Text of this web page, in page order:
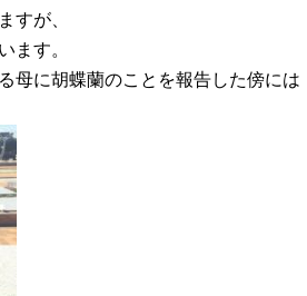
すが、
ます。
母に胡蝶蘭のことを報告した傍には